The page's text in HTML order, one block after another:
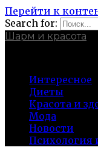
Перейти к
Search for:
Шарм и красота
Интересное
Диеты
Красота и
Мода
Новости
Психология